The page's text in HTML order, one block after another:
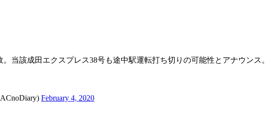
当該成田エクスプレス38号も途中駅運転打ち切りの可能性とアナウンス。
February 4, 2020